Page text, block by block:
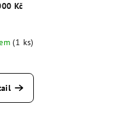
Kč
(1 ks)